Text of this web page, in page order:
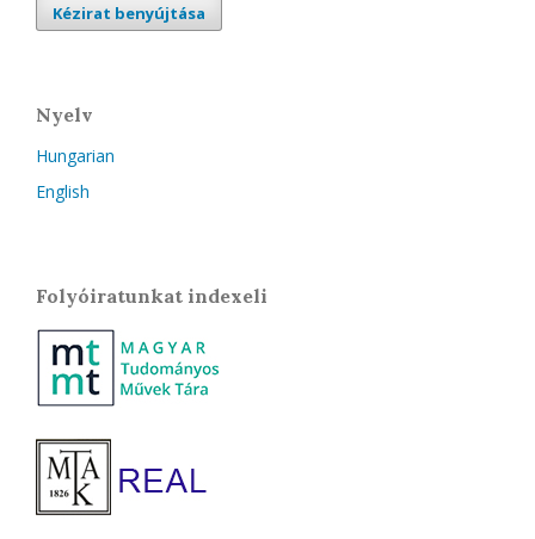
Kézirat benyújtása
Nyelv
Hungarian
English
Folyóiratunkat indexeli